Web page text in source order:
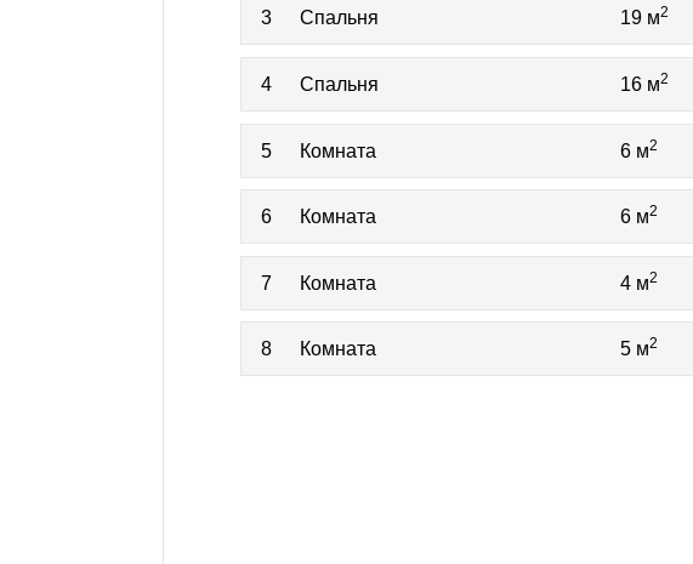
3 Спальня 19 м2
4 Спальня 16 м2
5 Комната 6 м2
6 Комната 6 м2
7 Комната 4 м2
8 Комната 5 м2